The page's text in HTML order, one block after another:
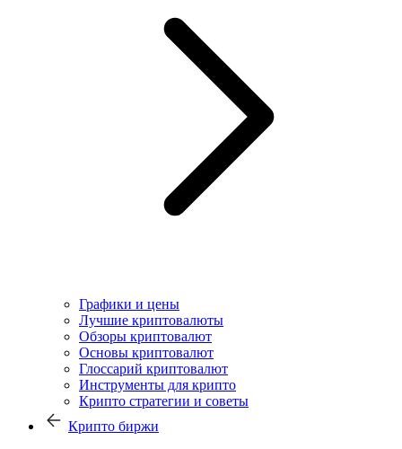
Графики и цены
Лучшие криптовалюты
Обзоры криптовалют
Основы криптовалют
Глоссарий криптовалют
Инструменты для крипто
Крипто стратегии и советы
Крипто биржи